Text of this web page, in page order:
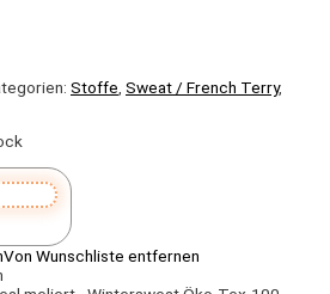
Stoffe Sweat / French Terry,
Von Wunschliste entfernen